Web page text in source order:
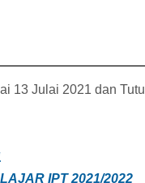
13 Julai 2021 dan
IPT 2021/2022